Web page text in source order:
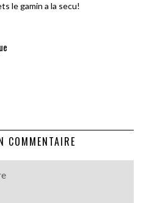
le gamin a la secu!
COMMENTAIRE